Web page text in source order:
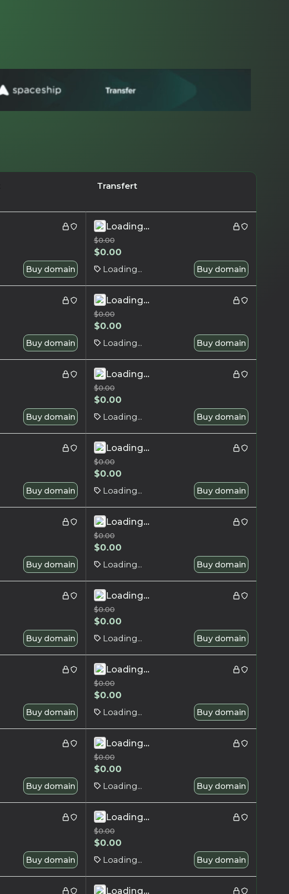
Transfert
Buy domain
Loading...
$0.00
$0.00
Loading... Buy domain
Buy domain
Loading...
$0.00
$0.00
Loading... Buy domain
Buy domain
Loading...
$0.00
$0.00
Loading... Buy domain
Buy domain
Loading...
$0.00
$0.00
Loading... Buy domain
Buy domain
Loading...
$0.00
$0.00
Loading... Buy domain
Buy domain
Loading...
$0.00
$0.00
Loading... Buy domain
Buy domain
Loading...
$0.00
$0.00
Loading... Buy domain
Buy domain
Loading...
$0.00
$0.00
Loading... Buy domain
Buy domain
Loading...
$0.00
$0.00
Loading... Buy domain
Loading...